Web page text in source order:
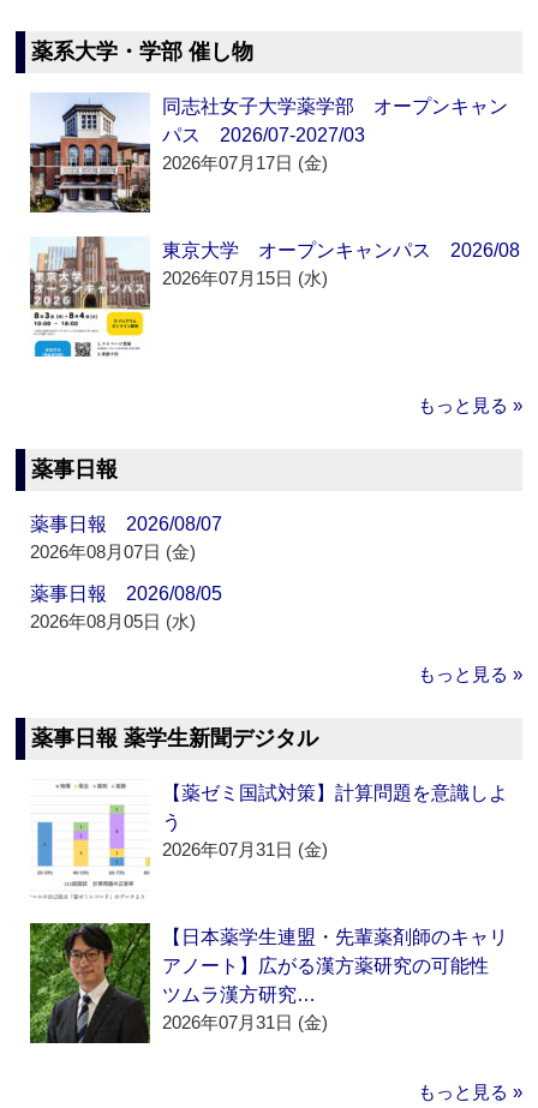
薬系大学・学部 催し物
同志社女子大学薬学部 オープンキャン
パス 2026/07-2027/03
2026年07月17日 (金)
東京大学 オープンキャンパス 2026/08
2026年07月15日 (水)
もっと見る »
薬事日報
薬事日報 2026/08/07
2026年08月07日 (金)
薬事日報 2026/08/05
2026年08月05日 (水)
もっと見る »
薬事日報 薬学生新聞デジタル
【薬ゼミ国試対策】計算問題を意識しよ
う
2026年07月31日 (金)
【日本薬学生連盟・先輩薬剤師のキャリ
アノート】広がる漢方薬研究の可能性
ツムラ漢方研究…
2026年07月31日 (金)
もっと見る »